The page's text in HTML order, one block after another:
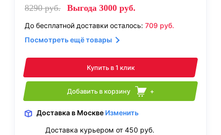
8290руб. Выгода 3000 руб.
До бесплатной доставки осталось: 709 руб.
Посмотреть ещё товары
Купить в 1 клик
Добавить в корзину +
Доставка в Москве Изменить
Доставка курьером от 450 руб.